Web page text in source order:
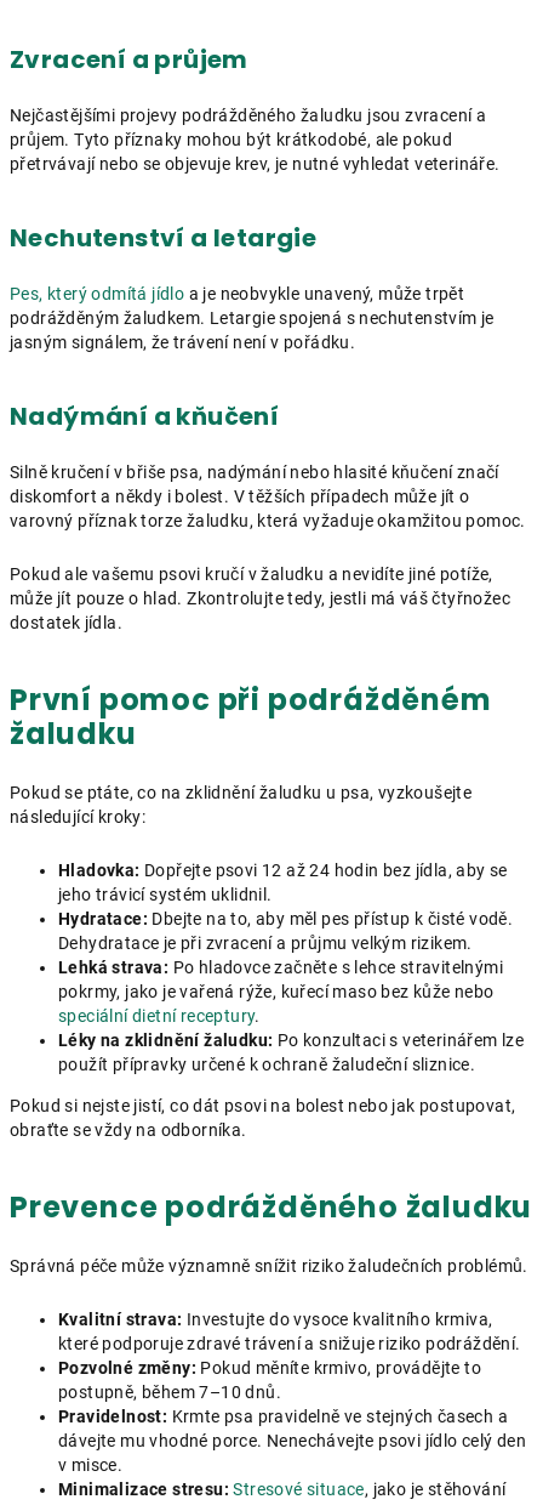
Zvracení a průjem
Nejčastějšími projevy podrážděného žaludku jsou zvracení a
průjem. Tyto příznaky mohou být krátkodobé, ale pokud
přetrvávají nebo se objevuje krev, je nutné vyhledat veterináře.
Nechutenství a letargie
Pes, který odmítá jídlo a je neobvykle unavený, může trpět
podrážděným žaludkem. Letargie spojená s nechutenstvím je
jasným signálem, že trávení není v pořádku.
Nadýmání a kňučení
Silně kručení v břiše psa, nadýmání nebo hlasité kňučení značí
diskomfort a někdy i bolest. V těžších případech může jít o
varovný příznak torze žaludku, která vyžaduje okamžitou pomoc.
Pokud ale vašemu psovi kručí v žaludku a nevidíte jiné potíže,
může jít pouze o hlad. Zkontrolujte tedy, jestli má váš čtyřnožec
dostatek jídla.
První pomoc při podrážděném
žaludku
Pokud se ptáte, co na zklidnění žaludku u psa, vyzkoušejte
následující kroky:
Hladovka: Dopřejte psovi 12 až 24 hodin bez jídla, aby se
jeho trávicí systém uklidnil.
Hydratace: Dbejte na to, aby měl pes přístup k čisté vodě.
Dehydratace je při zvracení a průjmu velkým rizikem.
Lehká strava: Po hladovce začněte s lehce stravitelnými
pokrmy, jako je vařená rýže, kuřecí maso bez kůže nebo
speciální dietní receptury.
Léky na zklidnění žaludku: Po konzultaci s veterinářem lze
použít přípravky určené k ochraně žaludeční sliznice.
Pokud si nejste jistí, co dát psovi na bolest nebo jak postupovat,
obraťte se vždy na odborníka.
Prevence podrážděného žaludku
Správná péče může významně snížit riziko žaludečních problémů.
Kvalitní strava: Investujte do vysoce kvalitního krmiva,
které podporuje zdravé trávení a snižuje riziko podráždění.
Pozvolné změny: Pokud měníte krmivo, provádějte to
postupně, během 7–10 dnů.
Pravidelnost: Krmte psa pravidelně ve stejných časech a
dávejte mu vhodné porce. Nenechávejte psovi jídlo celý den
v misce.
Minimalizace stresu:Stresové situace, jako je stěhování